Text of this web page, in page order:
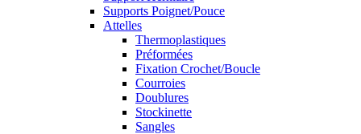
Supports Poignet/Pouce
Attelles
Thermoplastiques
Préformées
Fixation Crochet/Boucle
Courroies
Doublures
Stockinette
Sangles